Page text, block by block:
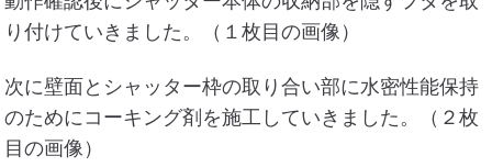
り付けていきました。（１枚目の画像）
次に壁面とシャッター枠の取り合い部に水密性能保持
のためにコーキング剤を施工していきました。（２枚
目の画像）